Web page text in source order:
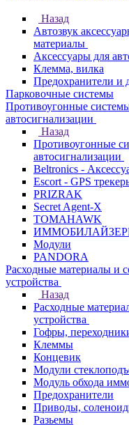
Назад
Автозвук
материалы
Аксессуары для
Клемма, вилка
Предохранители и
Парковочные системы
Противоугонные
автосигнализации
Назад
Противоугонные
автосигнализации
Beltronics -
Escort - GPS
PRIZRAK
Secret Agent-X
TOMAHAWK
Модули
PANDORA
Расходные материалы и
устройства
Назад
Расходные
устройства
Гофры,
Клеммы
Концевик
Модули
Модуль обхода
Предохранители
Приводы,
Разьемы